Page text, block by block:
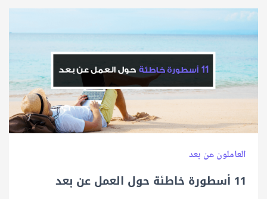
العاملون عن بعد
11 أسطورة خاطئة حول العمل عن بعد